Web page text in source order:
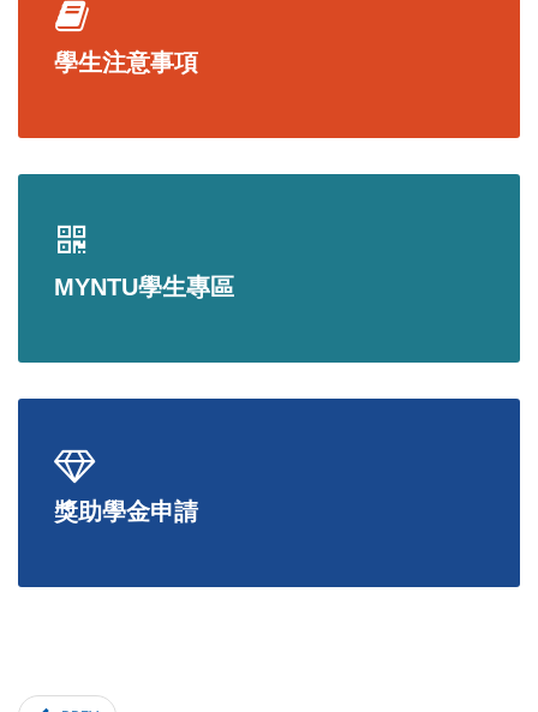
學生注意事項
MYNTU學生專區
獎助學金申請